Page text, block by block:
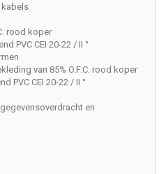
kabels
rood koper
PVC CEI 20-22 / II °
van 85% O.F.C. rood koper
PVC CEI 20-22 / II °
en